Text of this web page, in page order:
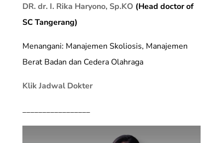
DR. dr. I. Rika Haryono, Sp.KO (Head doctor of
SC Tangerang)
Menangani: Manajemen Skoliosis, Manajemen
Berat Badan dan Cedera Olahraga
Klik Jadwal Dokter
_________________